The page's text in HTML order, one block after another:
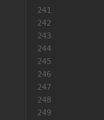
241
242
243
244
245
246
247
248
249